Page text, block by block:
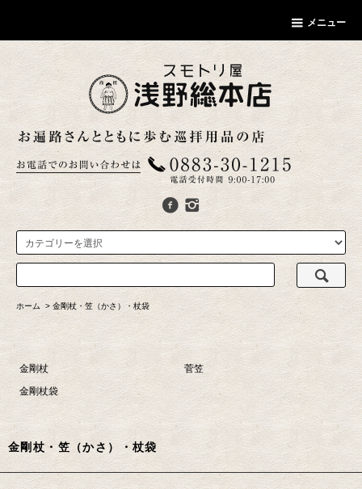
メニュー
ホーム >金剛杖・笠（かさ）・杖袋
金剛杖
菅笠
金剛杖袋
金剛杖・笠（かさ）・杖袋